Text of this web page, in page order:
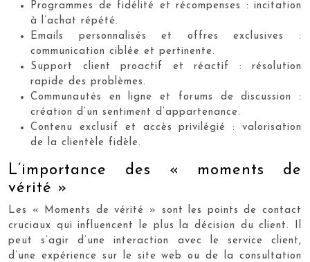
Programmes de fidélité et récompenses : incitation
à l’achat répété.
Emails personnalisés et offres exclusives :
communication ciblée et pertinente.
Support client proactif et réactif : résolution
rapide des problèmes.
Communautés en ligne et forums de discussion :
création d’un sentiment d’appartenance.
Contenu exclusif et accès privilégié : valorisation
de la clientèle fidèle.
L’importance des « moments de
vérité »
Les « Moments de vérité » sont les points de contact
cruciaux qui influencent le plus la décision du client. Il
peut s’agir d’une interaction avec le service client,
d’une expérience sur le site web ou de la consultation